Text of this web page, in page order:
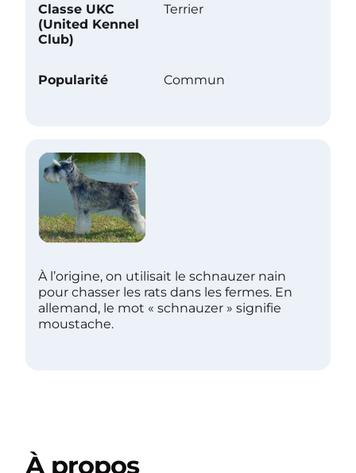
Classe UKC
(United Kennel
Club)
Terrier
Popularité Commun
À l’origine, on utilisait le schnauzer nain
pour chasser les rats dans les fermes. En
allemand, le mot « schnauzer » signifie
moustache.
À propos